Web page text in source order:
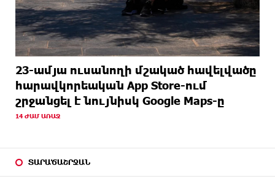
23-ամյա ուսանողի մշակած հավելվածը
հարավկորեական App Store-ում
շրջանցել է նույնիսկ Google Maps-ը
14 ԺԱՄ ԱՌԱՋ
ՏԱՐԱԾԱՇՐՋԱՆ